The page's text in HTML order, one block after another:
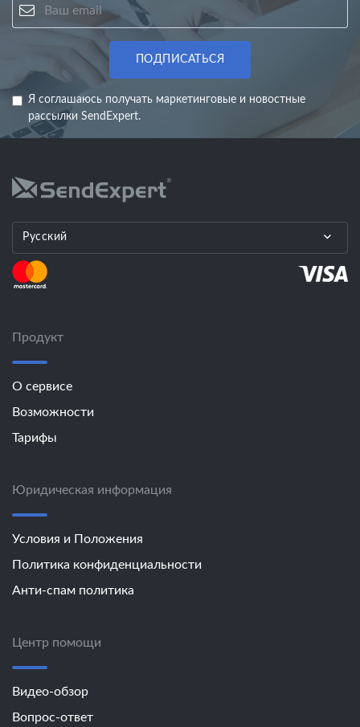
ПОДПИСАТЬСЯ
Я соглашаюсь получать маркетинговые и новостные
рассылки SendExpert.
Русский
Продукт
О сервисе
Возможности
Тарифы
Юридическая информация
Условия и Положения
Политика конфиденциальности
Анти-спам политика
Центр помощи
Видео-обзор
Вопрос-ответ